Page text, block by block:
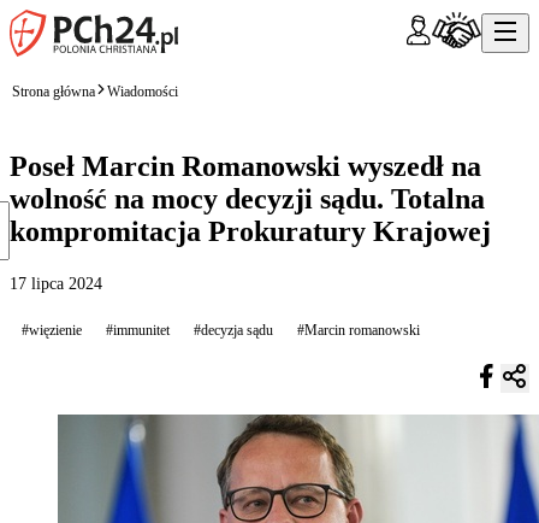
Strona główna Wiadomości
Poseł Marcin Romanowski wyszedł na
wolność na mocy decyzji sądu. Totalna
kompromitacja Prokuratury Krajowej
17 lipca 2024
#więzienie #immunitet #decyzja sądu #Marcin romanowski